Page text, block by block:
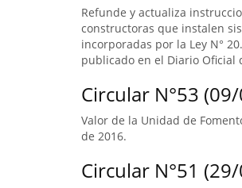
Refunde y actualiza
constructoras que instalen
incorporadas por la Ley N°
publicado en el Diario Oficial
Circular N°53
Valor de la Unidad de
de 2016.
Circular N°51